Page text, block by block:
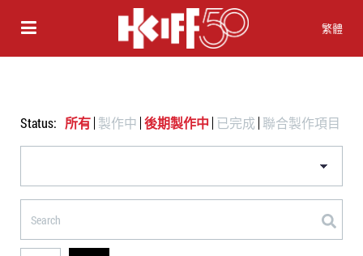
繁體
Status: 所有 製作中 後期製作中 已完成 聯合製作項目